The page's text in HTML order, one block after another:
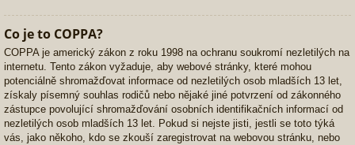
Co je to COPPA?
COPPA je americký zákon z roku 1998 na ochranu soukromí nezletilých na
internetu. Tento zákon vyžaduje, aby webové stránky, které mohou
potenciálně shromažďovat informace od nezletilých osob mladších 13 let,
získaly písemný souhlas rodičů nebo nějaké jiné potvrzení od zákonného
zástupce povolující shromažďování osobních identifikačních informací od
nezletilých osob mladších 13 let. Pokud si nejste jisti, jestli se toto týká
vás, jako někoho, kdo se zkouší zaregistrovat na webovou stránku, nebo